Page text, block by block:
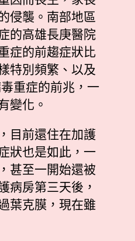
侵襲。南部地區
的高雄長庚醫院
症的前趨症狀比
特別頻繁、以及
重症的前兆，一
變化。
目前還住在加護
狀也是如此，一
甚至一開始還被
病房第三天後，
葉克膜，現在雖